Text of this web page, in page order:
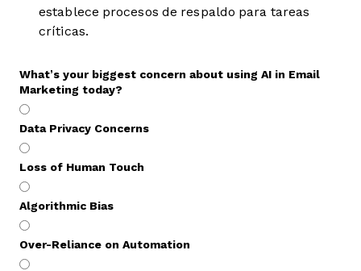
establece procesos de respaldo para tareas
críticas.
What’s your biggest concern about using AI in Email
Marketing today?
Data Privacy Concerns
Loss of Human Touch
Algorithmic Bias
Over-Reliance on Automation